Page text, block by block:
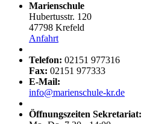
Marienschule
Hubertusstr. 120
47798 Krefeld
Anfahrt
Telefon: 02151 977316
Fax: 02151 977333
E-Mail:
info@marienschule-kr.de
Öffnungszeiten Sekretariat: